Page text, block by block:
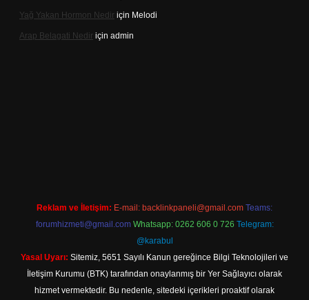
Yağ Yakan Hormon Nedir için Melodi
Arap Belagati Nedir için admin
Reklam ve İletişim: E-mail: backlinkpaneli@gmail.com Teams:
forumhizmeti@gmail.com Whatsapp: 0262 606 0 726 Telegram:
@karabul
Yasal Uyarı: Sitemiz, 5651 Sayılı Kanun gereğince Bilgi Teknolojileri ve
İletişim Kurumu (BTK) tarafından onaylanmış bir Yer Sağlayıcı olarak
hizmet vermektedir. Bu nedenle, sitedeki içerikleri proaktif olarak